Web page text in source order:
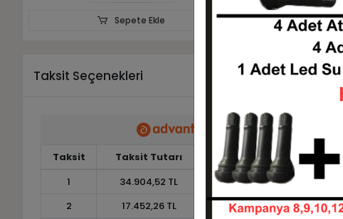
Sepete Ekle
Taksit Seçenekleri
Taksit Taksit Tutarı
Toplam Tutar
1
34.904,52 TL
34.904,52 TL
2
17.452,26 TL
34.904,52 TL